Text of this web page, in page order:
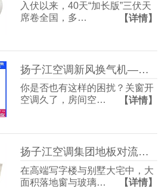
入伏以来，40天“加长版”三伏天
席卷全国，多…
【详情】
扬子江空调新风换气机——告别室内空气闷浊，畅享洁净富氧新生活
你是否也有这样的困扰？关窗开
空调久了，房间空…
【详情】
扬子江空调集团地板对流器：破解冬冷夏热难题，打造四季如春的舒适空间
在高端写字楼与别墅大宅中，大
面积落地窗与玻璃…
【详情】